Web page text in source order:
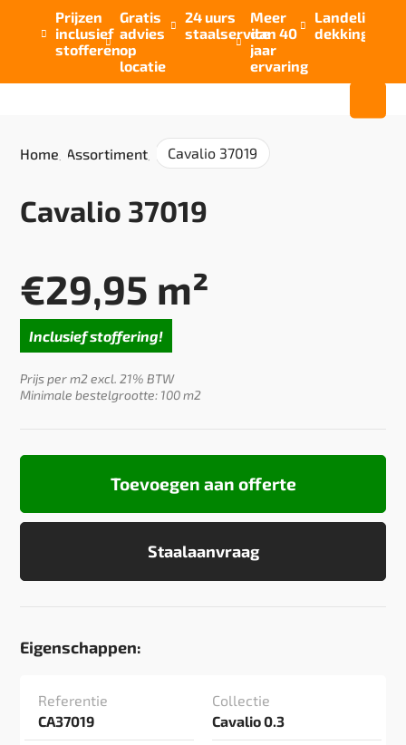

Prijzen
inclusief
stofferen

Gratis
advies
op
locatie

24 uurs
staalservice

Meer
dan 40
jaar
ervaring

Landelijke
dekking
Home Assortiment Cavalio 37019
Cavalio 37019
€29,95 m²
Inclusief stoffering!
Prijs per m2 excl. 21% BTW
Minimale bestelgrootte: 100 m2
Staalaanvraag
Toevoegen aan offerte
Eigenschappen:
Referentie
CA37019
Collectie
Cavalio 0.3